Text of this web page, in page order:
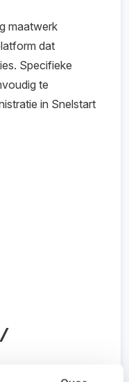
maatwerk
dat
Specifieke
te
in Snelstart
/